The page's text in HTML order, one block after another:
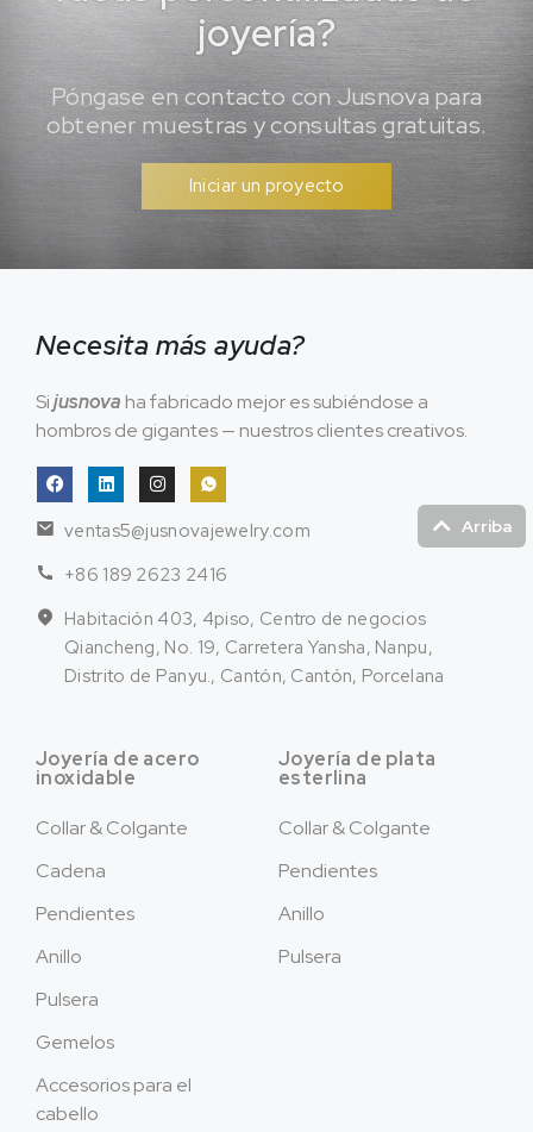
Arriba
joyería?
Póngase en contacto con Jusnova para
obtener muestras y consultas gratuitas.
Iniciar un proyecto
Necesita más ayuda?
Sijusnova ha fabricado mejor es subiéndose a
hombros de gigantes — nuestros clientes creativos.
ventas5@jusnovajewelry.com
+86 189 2623 2416
Habitación 403, 4piso, Centro de negocios
Qiancheng, No. 19, Carretera Yansha, Nanpu,
Distrito de Panyu., Cantón, Cantón, Porcelana
Joyería de acero
inoxidable
Collar & Colgante
Cadena
Pendientes
Anillo
Pulsera
Gemelos
Accesorios para el
cabello
Joyería de plata
esterlina
Collar & Colgante
Pendientes
Anillo
Pulsera